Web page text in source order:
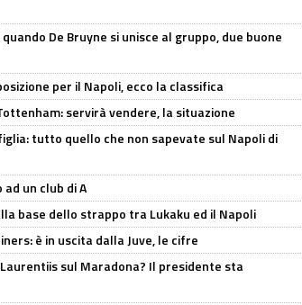
De Bruyne si unisce al gruppo, due buone
per il Napoli, ecco la classifica
servirà vendere, la situazione
tutto quello che non sapevate sul Napoli di
un club di A
base dello strappo tra Lukaku ed il Napoli
è in uscita dalla Juve, le cifre
sul Maradona? Il presidente sta